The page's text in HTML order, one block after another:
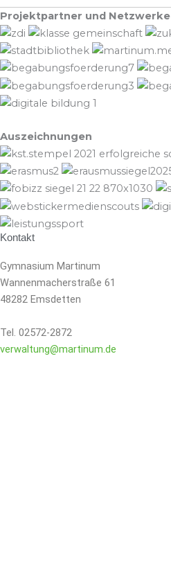
Projektpartner und Netzwerke
Auszeichnungen
Kontakt
Gymnasium Martinum
Wannenmacherstraße 61
48282 Emsdetten
Tel. 02572-2872
verwaltung@martinum.de